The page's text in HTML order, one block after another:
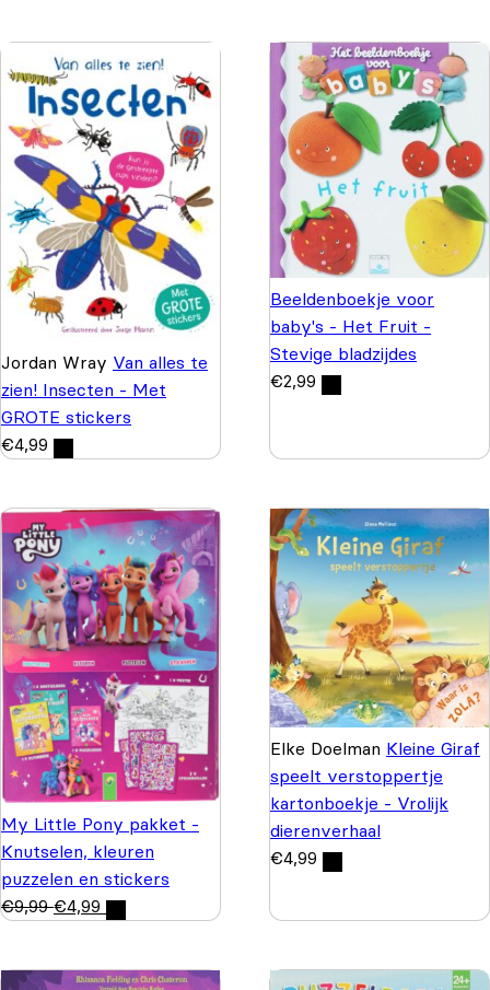
Jordan Wray Van alles te
zien! Insecten - Met
GROTE stickers
€4,99
Beeldenboekje voor
baby's - Het Fruit -
Stevige bladzijdes
€2,99
My Little Pony pakket -
Knutselen, kleuren
puzzelen en stickers
€9,99 €4,99
Elke Doelman Kleine Giraf
speelt verstoppertje
kartonboekje - Vrolijk
dierenverhaal
€4,99